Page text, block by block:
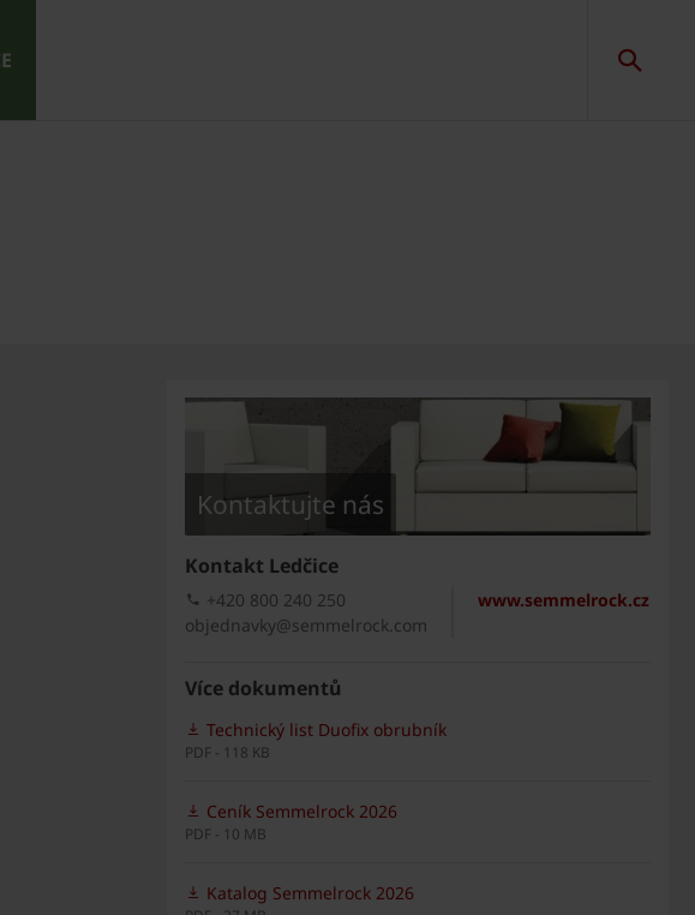
Kontaktujte nás
Kontakt Ledčice
www.semmelrock.cz
+420 800 240 250
objednavky@semmelrock.com
Více dokumentů
Technický list Duofix obrubník
PDF - 118 KB
Ceník Semmelrock 2026
PDF - 10 MB
Katalog Semmelrock 2026